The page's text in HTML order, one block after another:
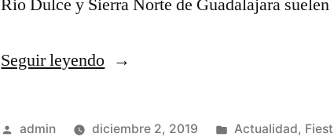
Rio Dulce y Sierra Norte de Guadalajara
Seguir leyendo«2.019,
y
Publicado
admin diciembre 2, 2019
Publicado
Actualidad,